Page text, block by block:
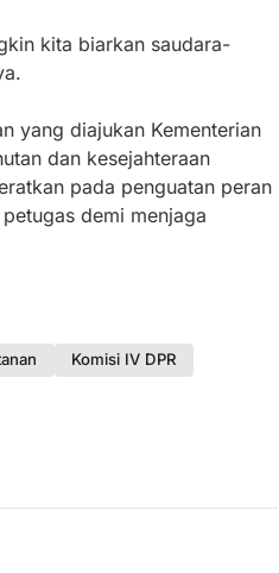
kita biarkan saudara-
yang diajukan Kementerian
dan kesejahteraan
pada penguatan peran
demi menjaga
Komisi IV DPR